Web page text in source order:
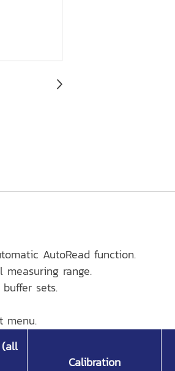
AutoRead function.
range.
sets.
menu.
Calibration